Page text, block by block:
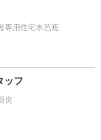
専用住宅水芭蕉
ッフ
房